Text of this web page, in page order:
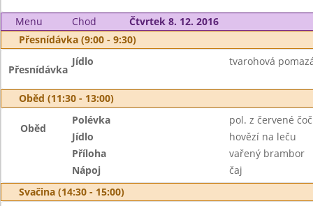
Menu Chod
Čtvrtek 8. 12. 2016
Přesnídávka (9:00 - 9:30)
Přesnídávka
Jídlo tvarohová
Oběd (11:30 - 13:00)
Oběd
Polévka
pol. z červené
Jídlo
hovězí na leču
Příloha
vařený brambor
Nápoj
čaj
Svačina (14:30 - 15:00)